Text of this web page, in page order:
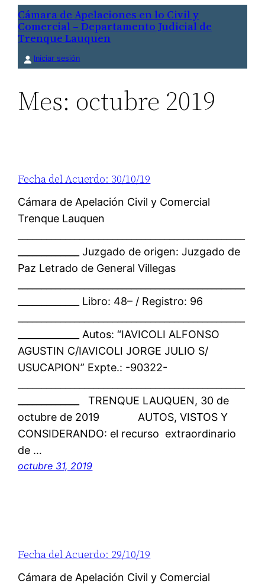
Saltar
contenido
Cámara de Apelaciones en lo Civil y
Comercial – Departamento Judicial de
Trenque Lauquen
Iniciar sesión
Mes: octubre 2019
Fecha del Acuerdo: 30/10/19
Cámara de Apelación Civil y Comercial
Trenque Lauquen
_____________ Juzgado de origen: Juzgado de
Paz Letrado de General Villegas
_____________ Libro: 48– / Registro: 96
_____________ Autos: “IAVICOLI ALFONSO
AGUSTIN C/IAVICOLI JORGE JULIO S/
USUCAPION” Expte.: -90322-
_____________ TRENQUE LAUQUEN, 30 de
octubre de 2019 AUTOS, VISTOS Y
CONSIDERANDO: el recurso extraordinario
de …
octubre 31, 2019
Fecha del Acuerdo: 29/10/19
Cámara de Apelación Civil y Comercial